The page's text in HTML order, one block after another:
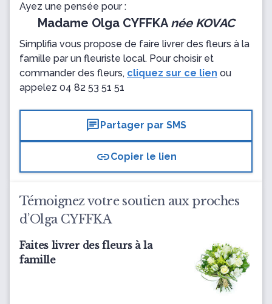
Ayez une pensée pour :
Madame Olga CYFFKAnée KOVAC
Simplifia vous propose de faire livrer des fleurs à la
famille par un fleuriste local. Pour choisir et
commander des fleurs, cliquez sur ce lien ou
appelez 04 82 53 51 51
chatPartager par SMS
linkCopier le lien
Témoignez votre soutien aux proches
d’Olga CYFFKA
Faites livrer des fleurs à la
famille